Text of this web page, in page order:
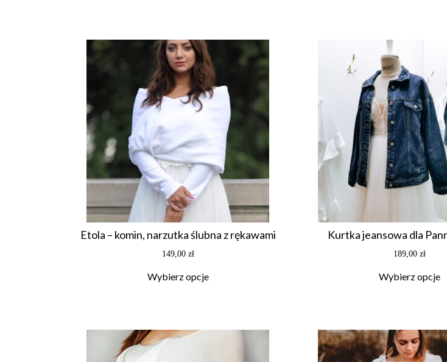
Etola – komin, narzutka ślubna z rękawami
149,00 zł
Wybierz opcje
Kurtka jeansowa dla
189,00 zł
Wybierz opcje